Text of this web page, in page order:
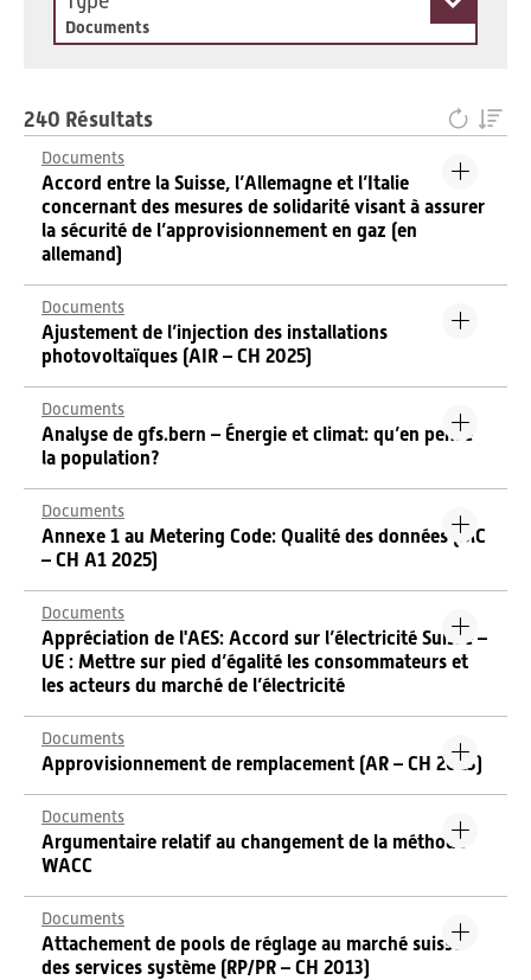
Documents
240 Résultats
Documents
Accord entre la Suisse, l’Allemagne et l’Italie
concernant des mesures de solidarité visant à assurer
la sécurité de l’approvisionnement en gaz (en
allemand)
Documents
Ajustement de l’injection des installations
photovoltaïques (AIR – CH 2025)
Documents
Analyse de gfs.bern – Énergie et climat: qu’en pense
la population?
Documents
Annexe 1 au Metering Code: Qualité des données (MC
– CH A1 2025)
Documents
Appréciation de l'AES: Accord sur l’électricité Suisse –
UE : Mettre sur pied d’égalité les consommateurs et
les acteurs du marché de l’électricité
Documents
Approvisionnement de remplacement (AR – CH 2023)
Documents
Argumentaire relatif au changement de la méthode
WACC
Documents
Attachement de pools de réglage au marché suisse
des services système (RP/PR – CH 2013)